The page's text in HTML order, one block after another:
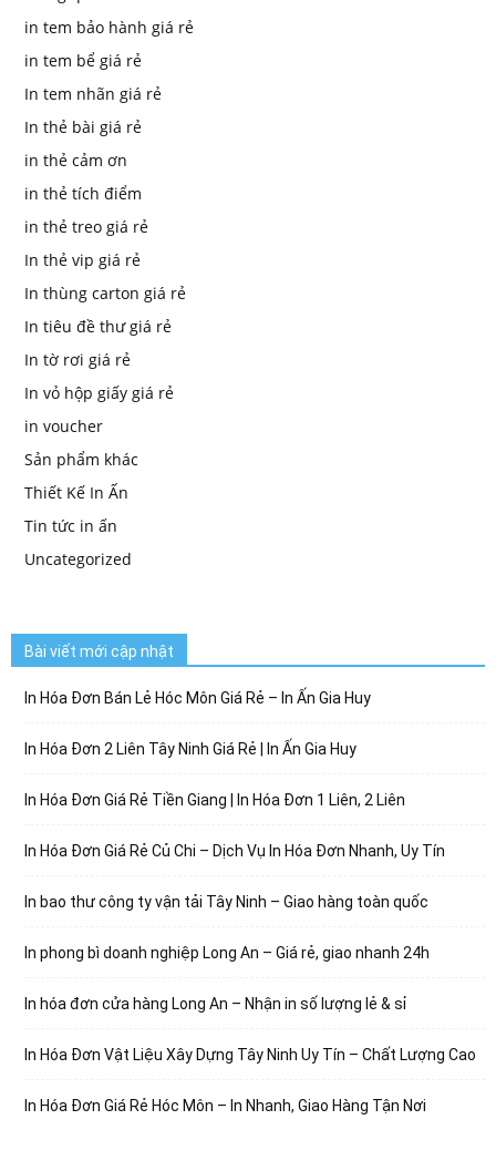
in tem bảo hành giá rẻ
in tem bể giá rẻ
In tem nhãn giá rẻ
In thẻ bài giá rẻ
in thẻ cảm ơn
in thẻ tích điểm
in thẻ treo giá rẻ
In thẻ vip giá rẻ
In thùng carton giá rẻ
In tiêu đề thư giá rẻ
In tờ rơi giá rẻ
In vỏ hộp giấy giá rẻ
in voucher
Sản phẩm khác
Thiết Kế In Ấn
Tin tức in ấn
Uncategorized
Bài viết mới cập nhật
In Hóa Đơn Bán Lẻ Hóc Môn Giá Rẻ – In Ấn Gia Huy
In Hóa Đơn 2 Liên Tây Ninh Giá Rẻ | In Ấn Gia Huy
In Hóa Đơn Giá Rẻ Tiền Giang | In Hóa Đơn 1 Liên, 2 Liên
In Hóa Đơn Giá Rẻ Củ Chi – Dịch Vụ In Hóa Đơn Nhanh, Uy Tín
In bao thư công ty vận tải Tây Ninh – Giao hàng toàn quốc
In phong bì doanh nghiệp Long An – Giá rẻ, giao nhanh 24h
In hóa đơn cửa hàng Long An – Nhận in số lượng lẻ & sỉ
In Hóa Đơn Vật Liệu Xây Dựng Tây Ninh Uy Tín – Chất Lượng Cao
In Hóa Đơn Giá Rẻ Hóc Môn – In Nhanh, Giao Hàng Tận Nơi